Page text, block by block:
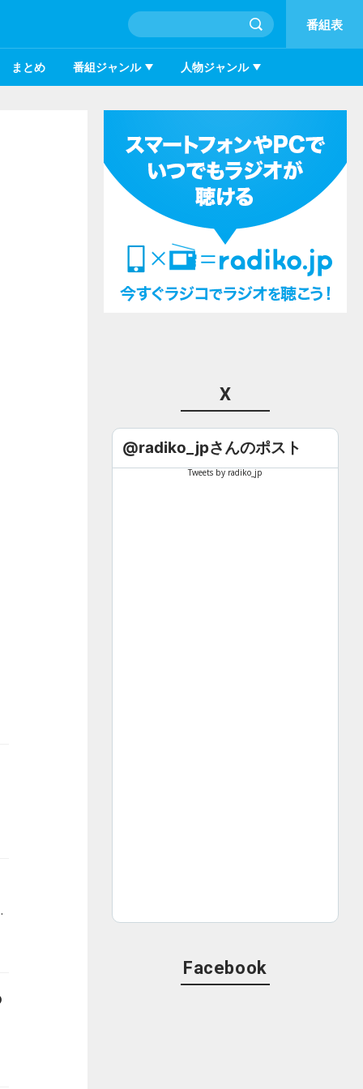
番組表
まとめ 番組ジャンル 人物ジャンル
なものに変えるラジオ番組の魅力を解説します。
X
@radiko_jpさんのポスト
Tweets by radiko_jp
Facebook